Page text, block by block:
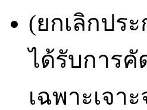
(ยกเลิกปร
ได้รับการคั
เฉพาะเจา